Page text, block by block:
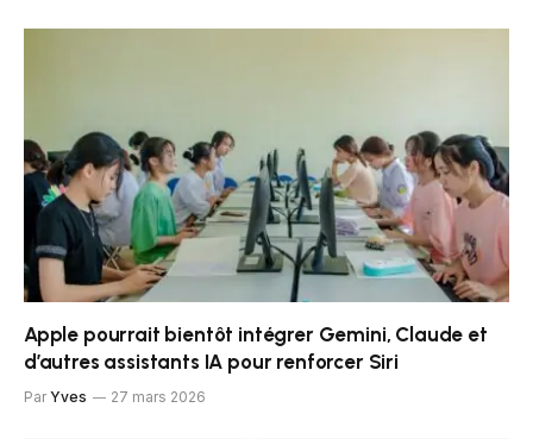
Apple pourrait bientôt intégrer Gemini, Claude et
d’autres assistants IA pour renforcer Siri
Par Yves 27 mars 2026